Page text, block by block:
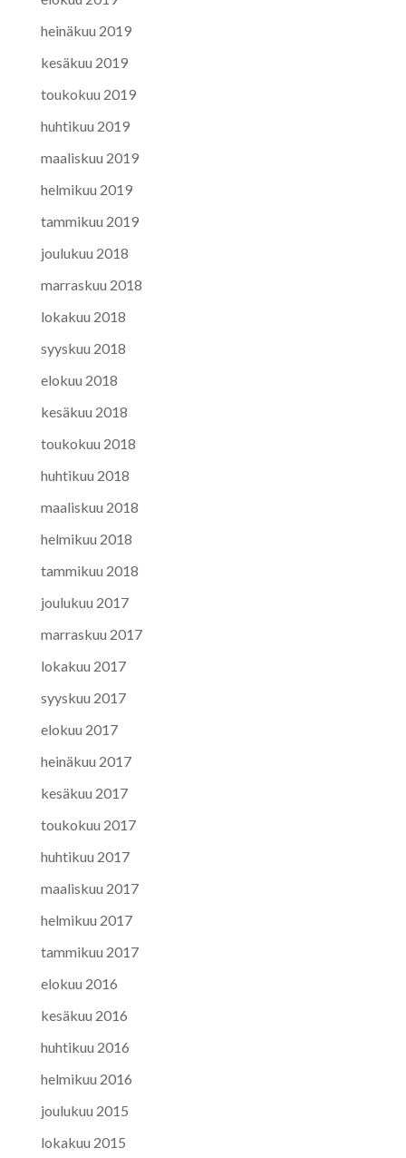
heinäkuu 2019
kesäkuu 2019
toukokuu 2019
huhtikuu 2019
maaliskuu 2019
helmikuu 2019
tammikuu 2019
joulukuu 2018
marraskuu 2018
lokakuu 2018
syyskuu 2018
elokuu 2018
kesäkuu 2018
toukokuu 2018
huhtikuu 2018
maaliskuu 2018
helmikuu 2018
tammikuu 2018
joulukuu 2017
marraskuu 2017
lokakuu 2017
syyskuu 2017
elokuu 2017
heinäkuu 2017
kesäkuu 2017
toukokuu 2017
huhtikuu 2017
maaliskuu 2017
helmikuu 2017
tammikuu 2017
elokuu 2016
kesäkuu 2016
huhtikuu 2016
helmikuu 2016
joulukuu 2015
lokakuu 2015